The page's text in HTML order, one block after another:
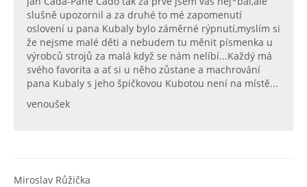
slušně upozornil a za druhé to mé zapomenutí
oslovení u pana Kubaly bylo záměrné rýpnutí,myslím si
že nejsme malé děti a nebudem tu měnit písmenka u
výrobců strojů za malá když se nám nelíbí...Každý má
svého favorita a ať si u něho zůstane a machrování
pana Kubaly s jeho špičkovou Kubotou není na místě...
venoušek
Miroslav Růžička